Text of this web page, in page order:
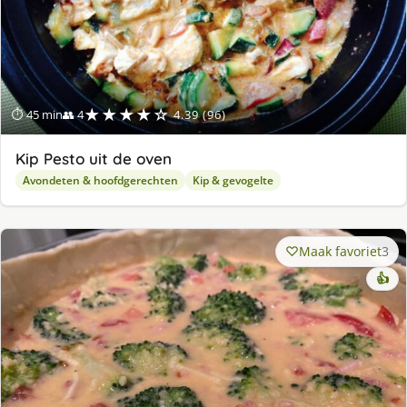
⏱ 45 min👥 4★★★★☆ 4.39 (96)
Kip Pesto uit de oven
Avondeten & hoofdgerechten Kip & gevogelte
Maak favoriet3
👍